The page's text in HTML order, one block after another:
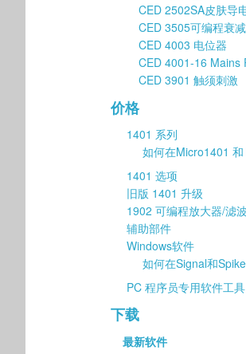
CED 2502SA皮肤导
CED 3505可编程衰
CED 4003 电位器
CED 4001-16 Mains
CED 3901 触须刺激
价格
1401 系列
如何在Micro1401
1401 选项
旧版 1401 升级
1902 可编程放大器/滤
辅助部件
Windows软件
如何在Signal和
PC 程序员专用软件工具
下载
最新软件